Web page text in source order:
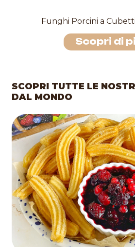
Funghi Porcini a
Scopri di
SCOPRI TUTTE LE
DAL MONDO